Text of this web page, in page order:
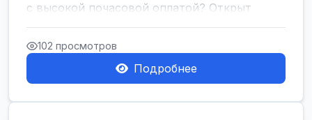
с высокой почасовой оплатой? Открыт
набор сотрудников на современный склад в
Герцлии. Мы предлагаем оф...
102 просмотров
Подробнее